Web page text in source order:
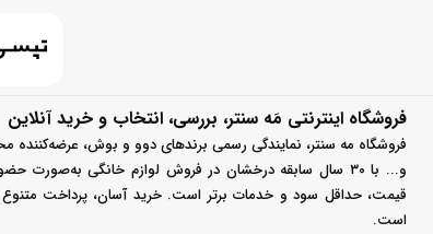
فروشگاه اینترنتی مَه سنتر، بررسی، انتخاب و خرید آنلاین
فروشگاه مه سنتر، نمایندگی رسمی برندهای دوو و بوش، عرضه‌کننده
و... با ۳۰ سال سابقه درخشان در فروش لوازم خانگی
قیمت، حداقل سود و خدمات برتر است. خرید آسان، پرداخت متنوع
است.